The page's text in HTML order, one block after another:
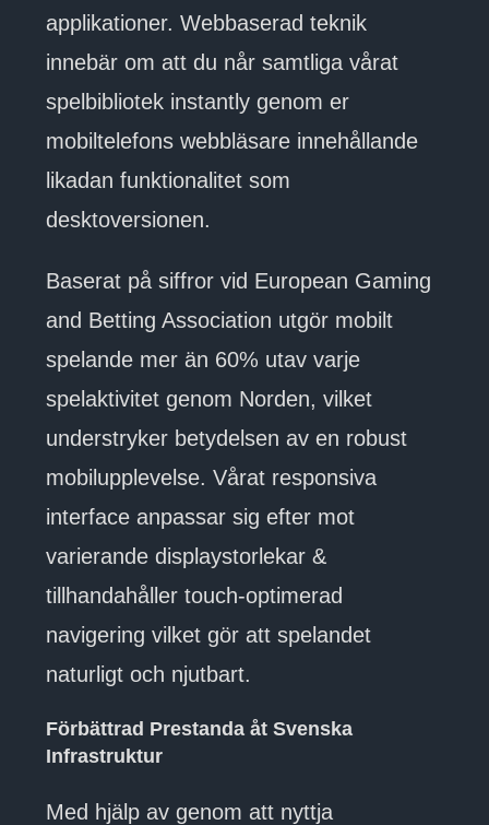
applikationer. Webbaserad teknik
innebär om att du når samtliga vårat
spelbibliotek instantly genom er
mobiltelefons webbläsare innehållande
likadan funktionalitet som
desktoversionen.
Baserat på siffror vid European Gaming
and Betting Association utgör mobilt
spelande mer än 60% utav varje
spelaktivitet genom Norden, vilket
understryker betydelsen av en robust
mobilupplevelse. Vårat responsiva
interface anpassar sig efter mot
varierande displaystorlekar &
tillhandahåller touch-optimerad
navigering vilket gör att spelandet
naturligt och njutbart.
Förbättrad Prestanda åt Svenska
Infrastruktur
Med hjälp av genom att nyttja